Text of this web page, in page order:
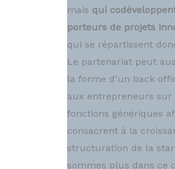
mais qui
porteurs de projets
qui se répartissent
Le partenariat peut
la forme d’un back
aux entrepreneurs sur
fonctions génériques
consacrent à la
structuration de la
sommes plus dans ce